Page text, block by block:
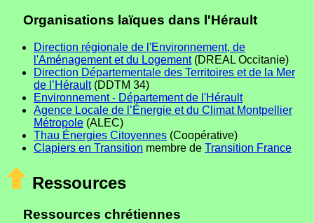
Organisations laïques dans l'Hérault
Direction régionale de l'Environnement, de
l'Aménagement et du Logement(DREAL Occitanie)
Direction Départementale des Territoires et de la Mer
de l’Hérault(DDTM 34)
Environnement - Département de l'Hérault
Agence Locale de l’Énergie et du Climat Montpellier
Métropole (ALEC)
Thau Énergies Citoyennes (Coopérative)
Clapiers en Transition membre de Transition France
Ressources
Ressources chrétiennes